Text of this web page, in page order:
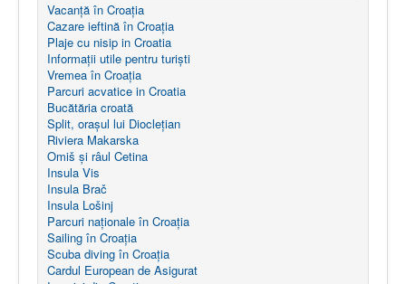
Vacanță în Croația
Cazare ieftină în Croația
Plaje cu nisip in Croatia
Informații utile pentru turiști
Vremea în Croația
Parcuri acvatice in Croatia
Bucătăria croată
Split, orașul lui Dioclețian
Riviera Makarska
Omiš și râul Cetina
Insula Vis
Insula Brač
Insula Lošinj
Parcuri naţionale în Croația
Sailing în Croaţia
Scuba diving în Croația
Cardul European de Asigurat